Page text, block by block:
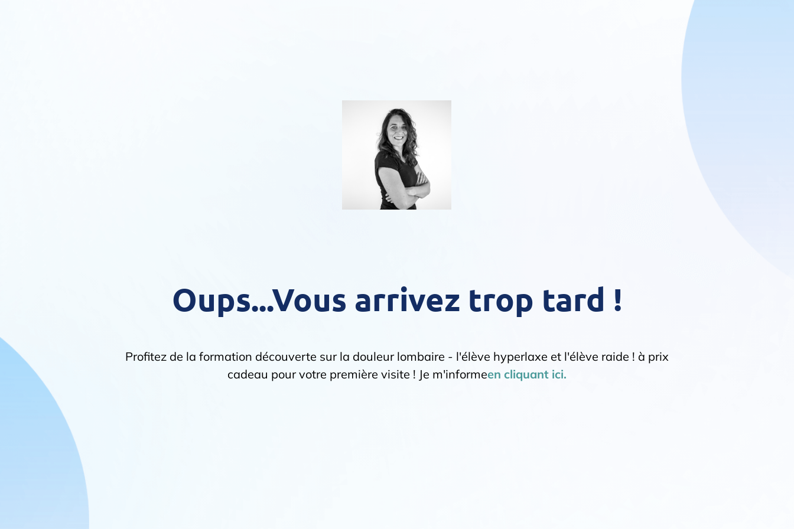
Oups...Vous arrivez trop tard !
Profitez de la formation découverte sur la douleur lombaire - l'élève hyperlaxe et l'élève raide ! à prix
cadeau pour votre première visite ! Je m'informeen cliquant ici.